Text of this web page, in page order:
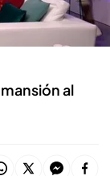
reacciona:
y no van
al